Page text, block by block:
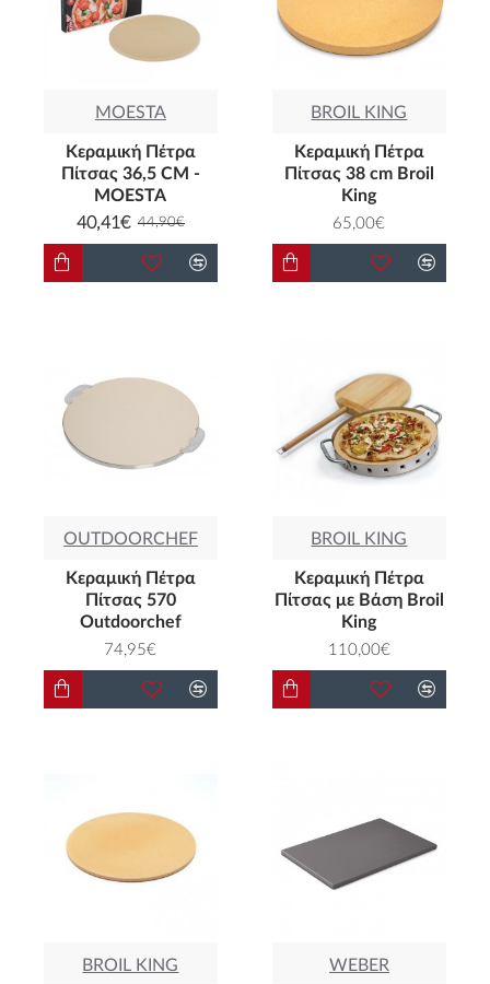
ψήσιμο
MOESTA
Κεραμική Πέτρα
Πίτσας 36,5 CM -
MOESTA
40,41€ 44,90€
BROIL KING
Κεραμική Πέτρα
Πίτσας 38 cm Broil
King
65,00€
OUTDOORCHEF
Κεραμική Πέτρα
Πίτσας 570
Outdoorchef
74,95€
BROIL KING
Κεραμική Πέτρα
Πίτσας με Βάση Broil
King
110,00€
BROIL KING WEBER